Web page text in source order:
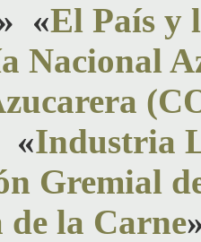
«El País y
Nacional
«Industria
Gremial
la Carne